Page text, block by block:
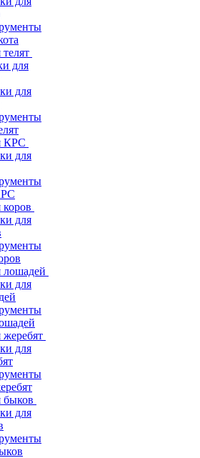
для
для
КРС
для
для
лошадей
для
для
быков
для